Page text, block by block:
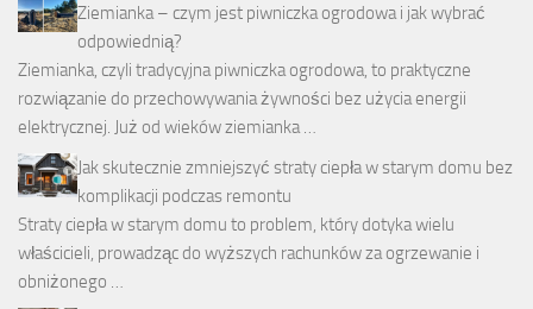
Ziemianka – czym jest piwniczka ogrodowa i jak wybrać
odpowiednią?
Ziemianka, czyli tradycyjna piwniczka ogrodowa, to praktyczne
rozwiązanie do przechowywania żywności bez użycia energii
elektrycznej. Już od wieków ziemianka …
Jak skutecznie zmniejszyć straty ciepła w starym domu bez
komplikacji podczas remontu
Straty ciepła w starym domu to problem, który dotyka wielu
właścicieli, prowadząc do wyższych rachunków za ogrzewanie i
obniżonego …